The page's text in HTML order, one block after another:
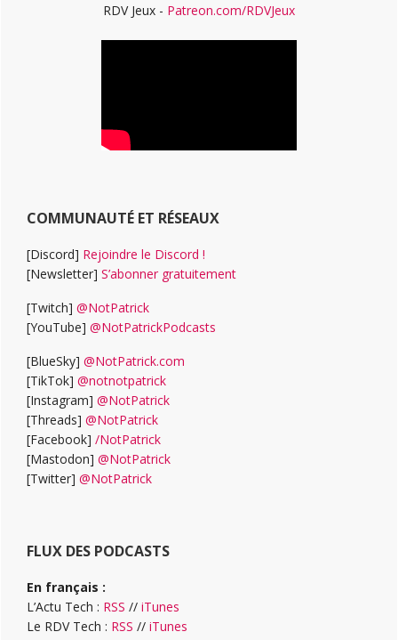
RDV Jeux - Patreon.com/RDVJeux
COMMUNAUTÉ ET RÉSEAUX
[Discord] Rejoindre le Discord !
[Newsletter] S’abonner gratuitement
[Twitch] @NotPatrick
[YouTube] @NotPatrickPodcasts
[BlueSky] @NotPatrick.com
[TikTok] @notnotpatrick
[Instagram] @NotPatrick
[Threads] @NotPatrick
[Facebook] /NotPatrick
[Mastodon] @NotPatrick
[Twitter] @NotPatrick
FLUX DES PODCASTS
En français :
L’Actu Tech : RSS // iTunes
Le RDV Tech : RSS // iTunes